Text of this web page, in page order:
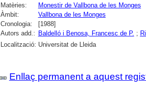
Matèries:
Monestir de Vallbona de les Monges
Àmbit:
Vallbona de les Monges
Cronologia:
[1988]
Autors add.: Baldelló i Benosa, Francesc de P. ;
Localització: Universitat de Lleida
Enllaç permanent a aquest